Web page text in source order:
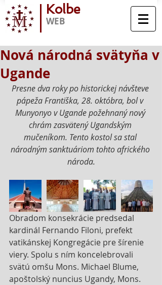
Kolbe
WEB
Nová národná svätyňa v
Ugande
Presne dva roky po historickej návšteve
pápeža Františka, 28. októbra, bol v
Munyonyo v Ugande požehnaný nový
chrám zasvätený Ugandským
mučeníkom. Tento kostol sa stal
národným sanktuáriom tohto afrického
národa.
Obradom konsekrácie predsedal
kardinál Fernando Filoni, prefekt
vatikánskej Kongregácie pre šírenie
viery. Spolu s ním koncelebrovali
svätú omšu Mons. Michael Blume,
apoštolský nuncius Ugandy, Mons.